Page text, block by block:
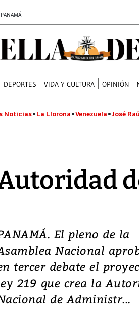
DEPORTES VIDA Y CULTURA OPINIÓN
Noticias La Llorona Venezuela José
El pleno de la
Nacional
tercer debate el
219 que crea la
de Administr...
Video, Japón:
deja heridos y
daños en